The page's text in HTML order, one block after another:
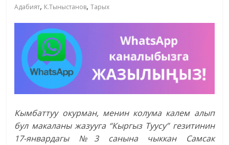
Адабият, К.Тыныстанов,Тарых
Кымбаттуу окурман, менин колума калем алып
бул макаланы жазууга “Кыргыз Туусу” гезитинин
17-январдагы №3 санына чыккан Самсак